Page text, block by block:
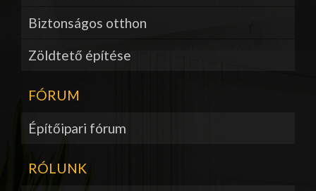
Biztonságos otthon
Zöldtető építése
FÓRUM
Építőipari fórum
RÓLUNK